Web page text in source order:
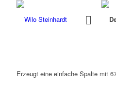
Erzeugt eine ein­fache Spalte mit